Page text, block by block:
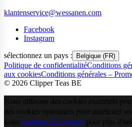
klantenservice@wessanen.com
Facebook
Instagram
sélectionnez un pays : Belgique (FR)
Politique de confidentialitéConditions
aux cookiesConditions générales –
© 2026 Clipper Teas BE
Nous utilisons des cookies essentiels
des cookies optionnels pour améliorer
notre politique de cookies pour plus